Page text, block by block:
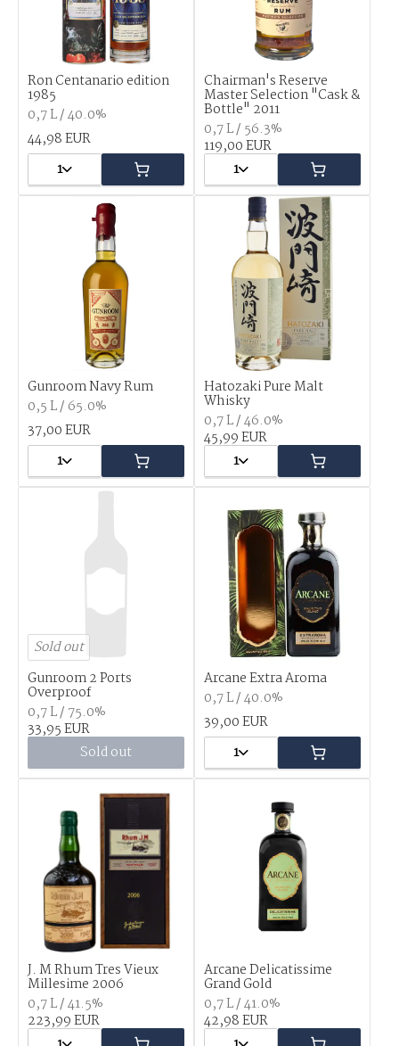
Ron Centanario edition
1985
0,7 L / 40.0%
44,98 EUR
1
Chairman's Reserve
Master Selection "Cask &
Bottle" 2011
0,7 L / 56.3%
119,00 EUR
1
Gunroom Navy Rum
0,5 L / 65.0%
37,00 EUR
1
Hatozaki Pure Malt
Whisky
0,7 L / 46.0%
45,99 EUR
1
Sold out
Gunroom 2 Ports
Overproof
0,7 L / 75.0%
33,95 EUR
Sold out
Arcane Extra Aroma
0,7 L / 40.0%
39,00 EUR
1
J. M Rhum Tres Vieux
Millesime 2006
0,7 L / 41.5%
223,99 EUR
Arcane Delicatissime
Grand Gold
0,7 L / 41.0%
42,98 EUR